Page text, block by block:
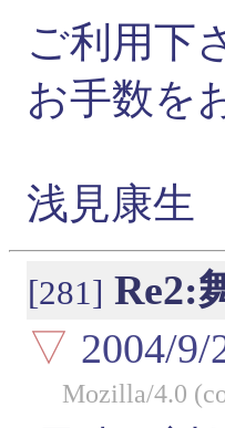
ご利用下
お手数を
浅見康生
[281] Re2:
▽ 2004/9/
Mozilla/4.0